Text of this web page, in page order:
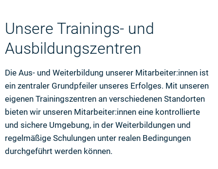
Unsere Trainings- und
Ausbildungszentren
Die Aus- und Weiterbildung unserer Mitarbeiter:innen ist
ein zentraler Grundpfeiler unseres Erfolges. Mit unseren
eigenen Trainingszentren an verschiedenen Standorten
bieten wir unseren Mitarbeiter:innen eine kontrollierte
und sichere Umgebung, in der Weiterbildungen und
regelmäßige Schulungen unter realen Bedingungen
durchgeführt werden können.